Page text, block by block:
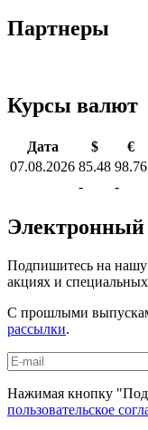
Партнеры
Курсы валют
Дата $
€
07.08.2026 85.48 98.76
-
-
Подпишитесь на нашу
акциях и
С прошлыми
рассылки.
Нажимая кнопку
пользовательское